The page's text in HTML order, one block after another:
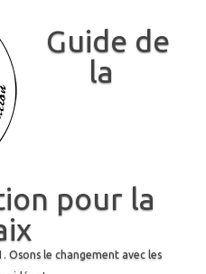
Guide de
la
pour la
Osons le changement avec les